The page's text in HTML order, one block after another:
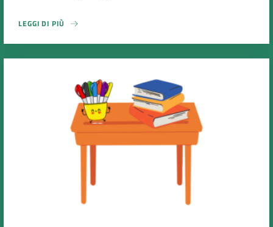
LEGGI DI PIÙ